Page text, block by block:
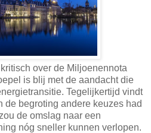
over de Miljoenennota
is blij met de aandacht die
Tegelijkertijd vindt
de begroting andere keuzes had
de omslag naar een
nóg sneller kunnen verlopen.